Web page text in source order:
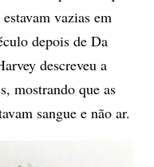
vazias em
depois de Da
descreveu a
mostrando que as
sangue e não ar.